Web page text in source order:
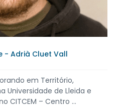
- Adrià Cluet Vall
em Território,
Universidade de Lleida e
CITCEM – Centro ...